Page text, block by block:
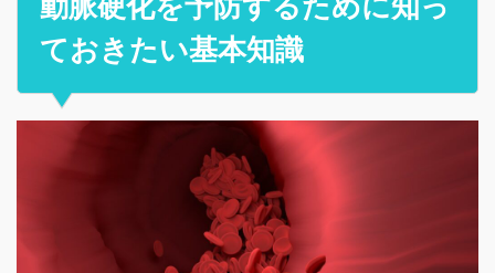
ておきたい基本知識